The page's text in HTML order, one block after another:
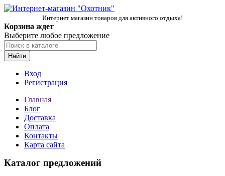
Интернет магазин товаров для активного отдыха!
Корзина ждет
Выберите любое предложение
Найти
Вход
Регистрация
Главная
Блог
Доставка
Оплата
Контакты
Карта сайта
Каталог предложений